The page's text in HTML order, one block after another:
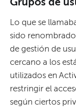
Lo que se
sido
de gestión de
cercano a los
utilizados en
restringir el
según ciertos